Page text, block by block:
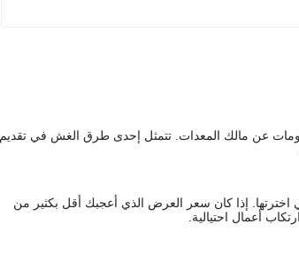
عن مالك المعدات. تتمثل إحدى طرق الغش في تقديم
اخترتها. إذا كان سعر العرض الذي أعجبك أقل بكثير من
أعمال احتيالية.